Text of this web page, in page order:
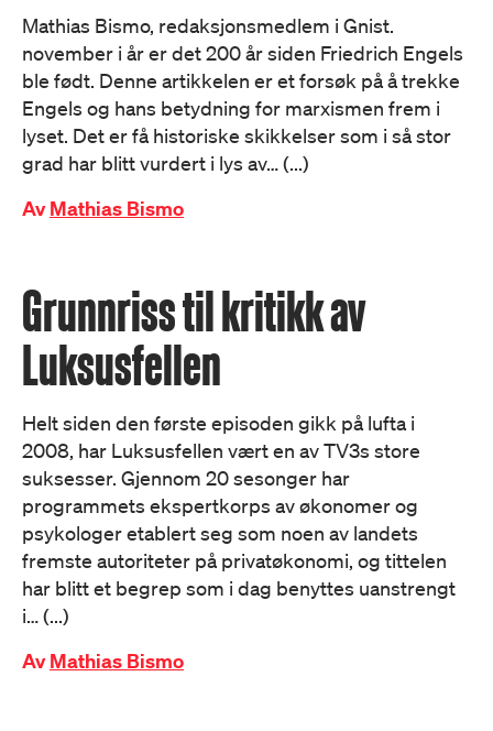
Mathias Bismo, redaksjonsmedlem i Gnist.
november i år er det 200 år siden Friedrich Engels
ble født. Denne artikkelen er et forsøk på å trekke
Engels og hans betydning for marxismen frem i
lyset. Det er få historiske skikkelser som i så stor
grad har blitt vurdert i lys av… (...)
AvMathias Bismo
Grunnriss til kritikk av
Luksusfellen
Helt siden den første episoden gikk på lufta i
2008, har Luksusfellen vært en av TV3s store
suksesser. Gjennom 20 sesonger har
programmets ekspertkorps av økonomer og
psykologer etablert seg som noen av landets
fremste autoriteter på privatøkonomi, og tittelen
har blitt et begrep som i dag benyttes uanstrengt
i… (...)
AvMathias Bismo